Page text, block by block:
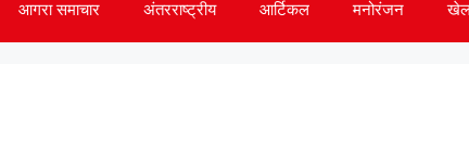
आगरा समाचार अंतरराष्ट्रीय आर्टिकल मनोरंजन